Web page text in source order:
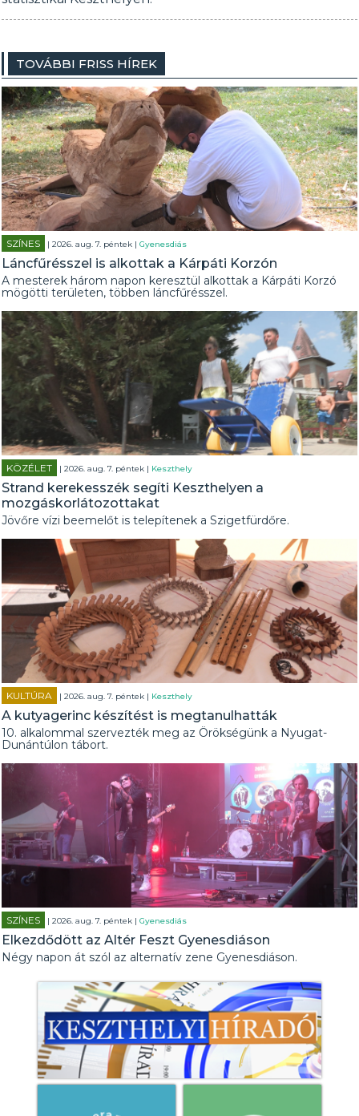
TOVÁBBI FRISS HÍREK
SZÍNES | 2026. aug. 7. péntek |Gyenesdiás
Láncfűrésszel is alkottak a Kárpáti Korzón
A mesterek három napon keresztül alkottak a Kárpáti Korzó
mögötti területen, többen láncfűrésszel.
KÖZÉLET | 2026. aug. 7. péntek | Keszthely
Strand kerekesszék segíti Keszthelyen a
mozgáskorlátozottakat
Jövőre vízi beemelőt is telepítenek a Szigetfürdőre.
KULTÚRA | 2026. aug. 7. péntek | Keszthely
A kutyagerinc készítést is megtanulhatták
10. alkalommal szervezték meg az Örökségünk a Nyugat-
Dunántúlon tábort.
SZÍNES | 2026. aug. 7. péntek |Gyenesdiás
Elkezdődött az Altér Feszt Gyenesdiáson
Négy napon át szól az alternatív zene Gyenesdiáson.